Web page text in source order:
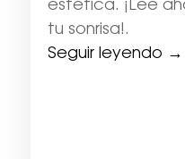
estética. ¡Lee
tu sonrisa!.
Seguir leyendo →